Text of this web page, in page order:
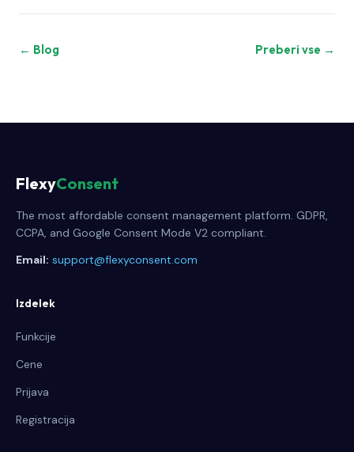
← Blog Preberi vse →
FlexyConsent
The most affordable consent management platform. GDPR,
CCPA, and Google Consent Mode V2 compliant.
Email: support@flexyconsent.com
Izdelek
Funkcije
Cene
Prijava
Registracija